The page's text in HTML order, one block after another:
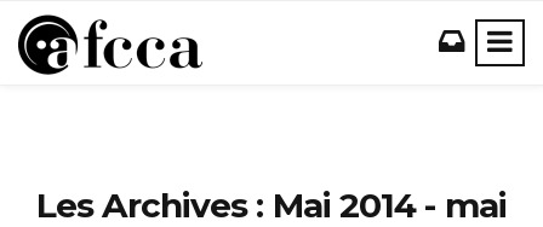
Les Archives : Mai 2014 - mai